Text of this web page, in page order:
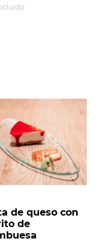
de queso con
de